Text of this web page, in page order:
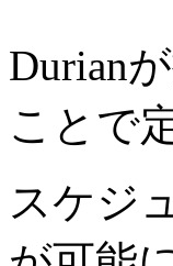
Durian
ことで
スケジ